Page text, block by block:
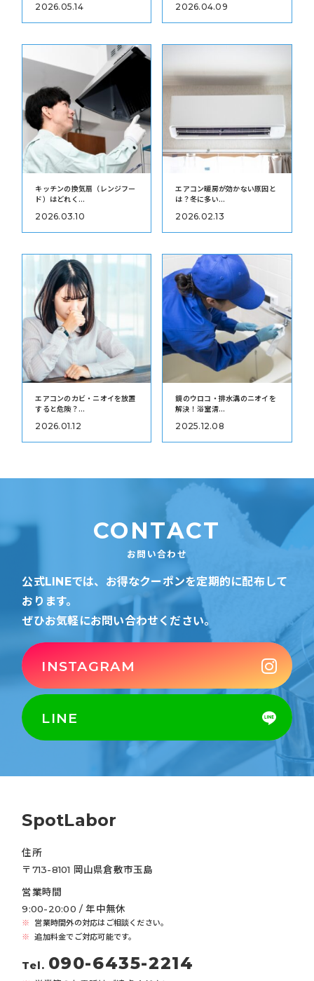
2026.05.14 2026.04.09
キッチンの換気扇（レンジフー
ド）はどれく...
2026.03.10
エアコン暖房が効かない原因と
は？冬に多い...
2026.02.13
エアコンのカビ・ニオイを放置
すると危険？...
2026.01.12
鏡のウロコ・排水溝のニオイを
解決！浴室清...
2025.12.08
CONTACT
お問い合わせ
公式LINEでは、お得なクーポンを定期的に配布して
おります。
ぜひお気軽にお問い合わせください。
INSTAGRAM
LINE
SpotLabor
住所
〒713-8101 岡山県倉敷市玉島
営業時間
9:00-20:00 / 年中無休
営業時間外の対応はご相談ください。
追加料金でご対応可能です。
Tel. 090-6435-2214